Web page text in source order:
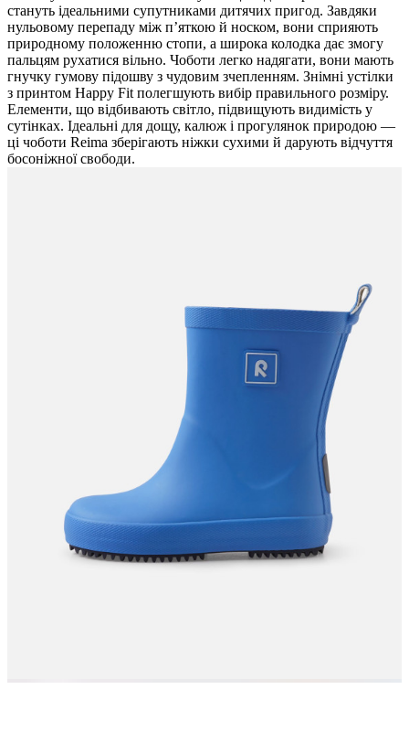
стануть ідеальними супутниками дитячих пригод. Завдяки
нульовому перепаду між п’яткою й носком, вони сприяють
природному положенню стопи, а широка колодка дає змогу
пальцям рухатися вільно. Чоботи легко надягати, вони мають
гнучку гумову підошву з чудовим зчепленням. Знімні устілки
з принтом Happy Fit полегшують вибір правильного розміру.
Елементи, що відбивають світло, підвищують видимість у
сутінках. Ідеальні для дощу, калюж і прогулянок природою —
ці чоботи Reima зберігають ніжки сухими й дарують відчуття
босоніжної свободи.